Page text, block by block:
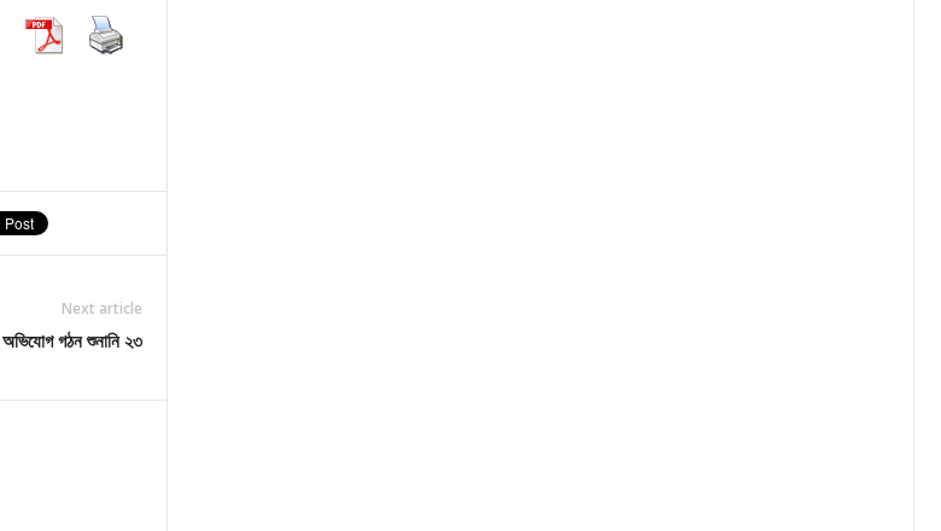
Next article
অভিযোগ গঠন শুনানি ২৩